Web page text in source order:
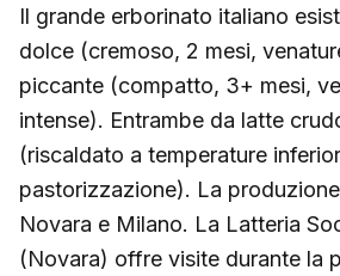
Il grande erborinato italiano
dolce (cremoso, 2 mesi,
piccante (compatto, 3+ mesi,
intense). Entrambe da latte
(riscaldato a temperature
pastorizzazione). La
Novara e Milano. La Latteria
(Novara) offre visite durante la